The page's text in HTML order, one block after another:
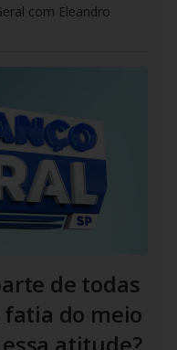
com Eleandro
de todas
fatia do meio